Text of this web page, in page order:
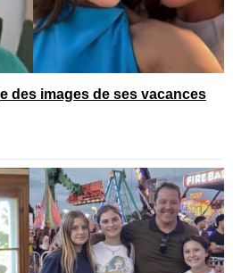
des images de ses vacances